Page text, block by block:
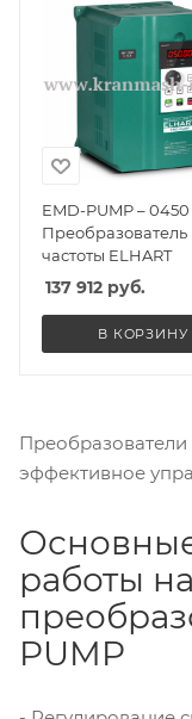
EMD-PUMP – 0450
Преобразователь
частоты ELHART
137 912 руб.
В КОРЗИНУ
эффективное
работы
PUMP